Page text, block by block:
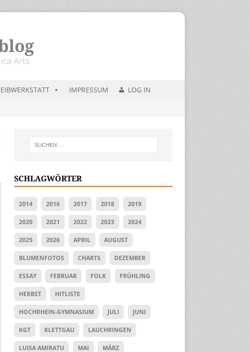
IMPRESSUM LOG IN
SCHLAGWÖRTER
2014 2016 2017 2018 2019
2020 2021 2022 2023 2024
2025 2026 APRIL AUGUST
BLUMENFOTOS CHARTS DEZEMBER
ESSAY FEBRUAR FOLK FRÜHLING
HERBST HITLISTE
HOCHRHEIN-GYMNASIUM JULI JUNI
KGT KLETTGAU LAUCHRINGEN
LUISA AMIRATU MAI MÄRZ